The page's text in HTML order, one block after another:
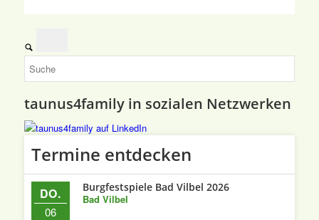
taunus4family in sozialen Netzwerken
Termine entdecken
DO.
06
Burgfestspiele Bad Vilbel 2026
Bad Vilbel